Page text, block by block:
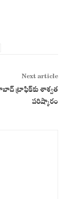
Next article
ట్రాఫిక్‌కు శాశ్వత
పరిష్కారం